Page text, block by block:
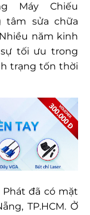
Máy Chiếu
sửa chữa
năm kinh
tối ưu trong
trạng tốn thời
đã có mặt
TP.HCM. Ở